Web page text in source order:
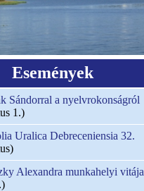
Események
Sándorral a nyelvrokonságról
1.)
Uralica Debreceniensia 32.
Alexandra munkahelyi vitája